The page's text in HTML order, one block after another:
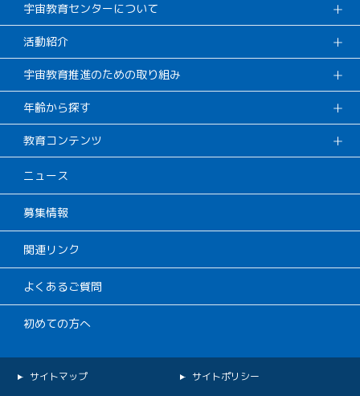
宇宙教育センターについて
活動紹介
宇宙教育推進のための取り組み
年齢から探す
教育コンテンツ
ニュース
募集情報
関連リンク
よくあるご質問
初めての方へ
サイトマップ サイトポリシー